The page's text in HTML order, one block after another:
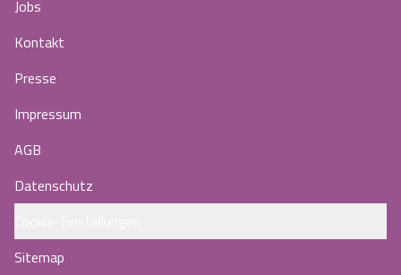
Jobs
Kontakt
Presse
Impressum
AGB
Datenschutz
Sitemap